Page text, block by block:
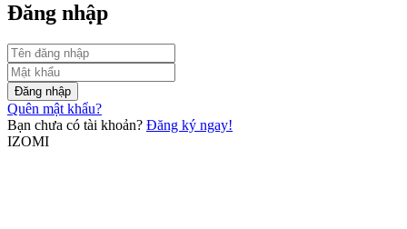
Đăng nhập
Đăng nhập
Quên mật khẩu?
Bạn chưa có tài khoản? Đăng ký ngay!
IZOMI